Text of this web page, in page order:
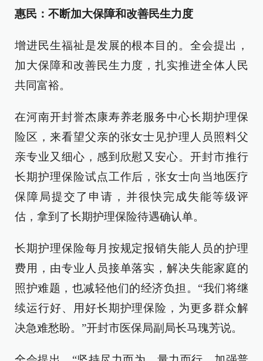
惠民：不断加大保障和改善民生力度
增进民生福祉是发展的根本目的。全会提出，
加大保障和改善民生力度，扎实推进全体人民
共同富裕。
在河南开封誉杰康寿养老服务中心长期护理保
险区，来看望父亲的张女士见护理人员照料父
亲专业又细心，感到欣慰又安心。开封市推行
长期护理保险试点工作后，张女士向当地医疗
保障局提交了申请，并很快完成失能等级评
估，拿到了长期护理保险待遇确认单。
长期护理保险每月按规定报销失能人员的护理
费用，由专业人员接单落实，解决失能家庭的
照护难题，也减轻他们的经济负担。“我们将继
续运行好、用好长期护理保险，为更多群众解
决急难愁盼。”开封市医保局副局长马瑰芳说。